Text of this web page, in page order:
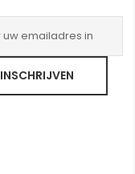
INSCHRIJVEN